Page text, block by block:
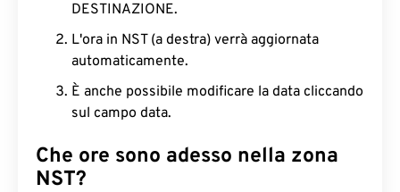
DESTINAZIONE.
L'ora in NST (a destra) verrà aggiornata
automaticamente.
È anche possibile modificare la data cliccando
sul campo data.
Che ore sono adesso nella zona
NST?